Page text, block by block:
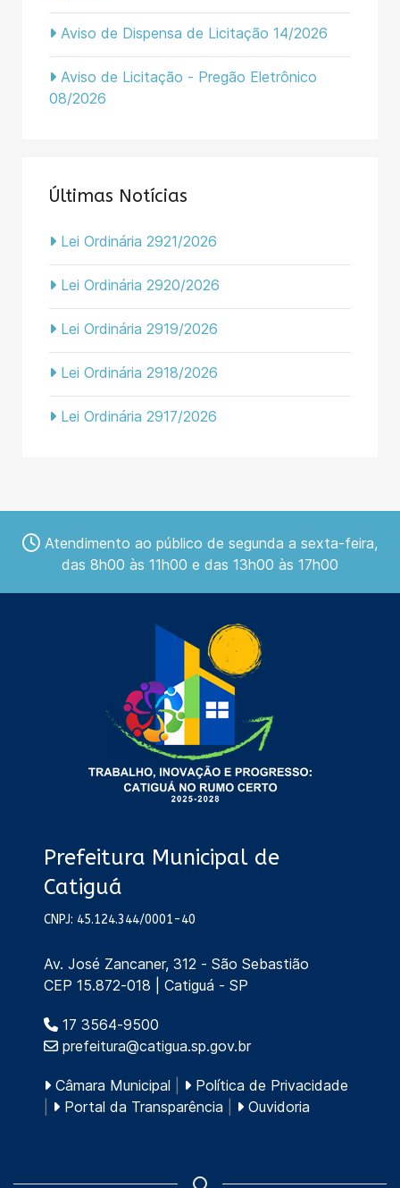
Aviso de Dispensa de Licitação 14/2026
Aviso de Licitação - Pregão Eletrônico
08/2026
Últimas Notícias
Lei Ordinária 2921/2026
Lei Ordinária 2920/2026
Lei Ordinária 2919/2026
Lei Ordinária 2918/2026
Lei Ordinária 2917/2026
Atendimento ao público de segunda a sexta-feira,
das 8h00 às 11h00 e das 13h00 às 17h00
Prefeitura Municipal de
Catiguá
CNPJ: 45.124.344/0001-40
Av. José Zancaner, 312 - São Sebastião
CEP 15.872-018 | Catiguá - SP
17 3564-9500
prefeitura@catigua.sp.gov.br
Câmara Municipal
Política de Privacidade
Portal da Transparência Ouvidoria